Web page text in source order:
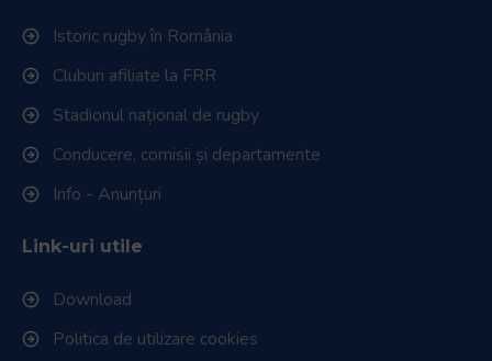
Istoric rugby în România
Cluburi afiliate la FRR
Stadionul național de rugby
Conducere, comisii și departamente
Info - Anunțuri
Link-uri utile
Download
Politica de utilizare cookies